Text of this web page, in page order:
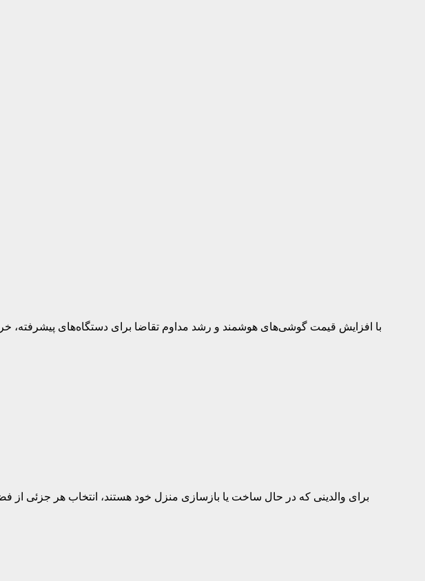
با افزایش قیمت گوشی‌های هوشمند و رشد مداوم تقاضا برای دستگاه‌های
برای والدینی که در حال ساخت یا بازسازی منزل خود هستند، انتخاب هر جزئی از